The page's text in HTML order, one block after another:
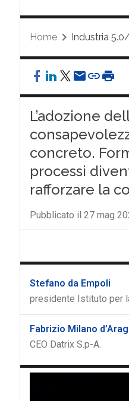
Home Industria
L’adozione
concreto.
processi
rafforzare la
Pubblicato il 27 mag
Stefano da Empoli
presidente Istituto per
Fabrizio Milano
CEO Datrix S.p-A.